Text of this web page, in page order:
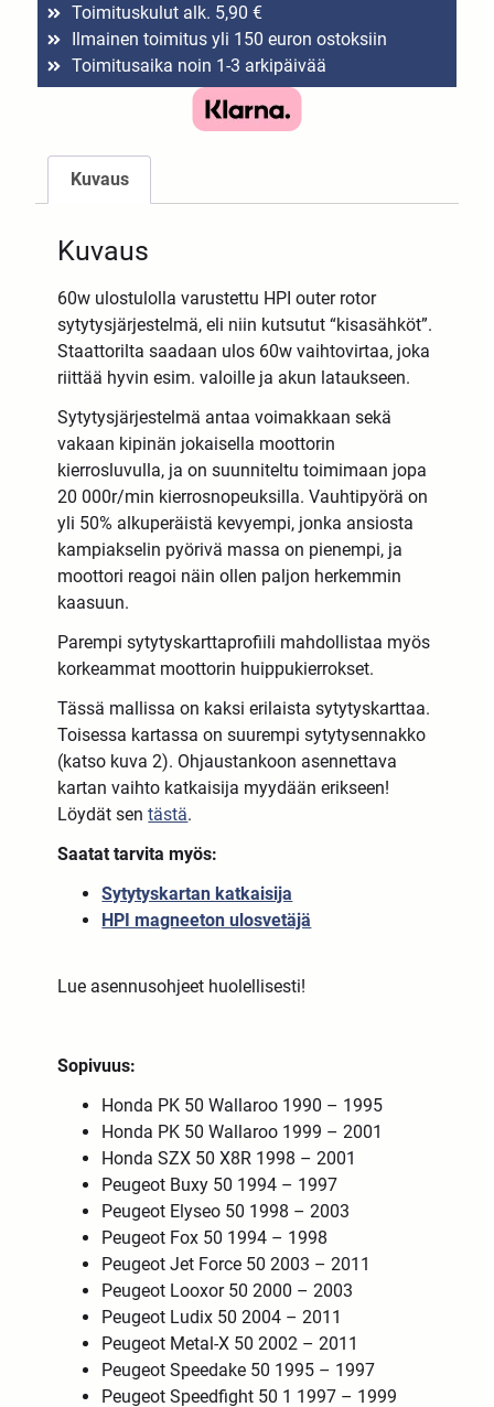
Toimituskulut alk. 5,90 €
Ilmainen toimitus yli 150 euron ostoksiin
Toimitusaika noin 1-3 arkipäivää
Kuvaus
Kuvaus
60w ulostulolla varustettu HPI outer rotor
sytytysjärjestelmä, eli niin kutsutut “kisasähköt”.
Staattorilta saadaan ulos 60w vaihtovirtaa, joka
riittää hyvin esim. valoille ja akun lataukseen.
Sytytysjärjestelmä antaa voimakkaan sekä
vakaan kipinän jokaisella moottorin
kierrosluvulla, ja on suunniteltu toimimaan jopa
20 000r/min kierrosnopeuksilla. Vauhtipyörä on
yli 50% alkuperäistä kevyempi, jonka ansiosta
kampiakselin pyörivä massa on pienempi, ja
moottori reagoi näin ollen paljon herkemmin
kaasuun.
Parempi sytytyskarttaprofiili mahdollistaa myös
korkeammat moottorin huippukierrokset.
Tässä mallissa on kaksi erilaista sytytyskarttaa.
Toisessa kartassa on suurempi sytytysennakko
(katso kuva 2). Ohjaustankoon asennettava
kartan vaihto katkaisija myydään erikseen!
Löydät sentästä.
Saatat tarvita myös:
Sytytyskartan katkaisija
HPI magneeton ulosvetäjä
Lue asennusohjeet huolellisesti!
Sopivuus:
Honda PK 50 Wallaroo 1990 – 1995
Honda PK 50 Wallaroo 1999 – 2001
Honda SZX 50 X8R 1998 – 2001
Peugeot Buxy 50 1994 – 1997
Peugeot Elyseo 50 1998 – 2003
Peugeot Fox 50 1994 – 1998
Peugeot Jet Force 50 2003 – 2011
Peugeot Looxor 50 2000 – 2003
Peugeot Ludix 50 2004 – 2011
Peugeot Metal-X 50 2002 – 2011
Peugeot Speedake 50 1995 – 1997
Peugeot Speedfight 50 1 1997 – 1999